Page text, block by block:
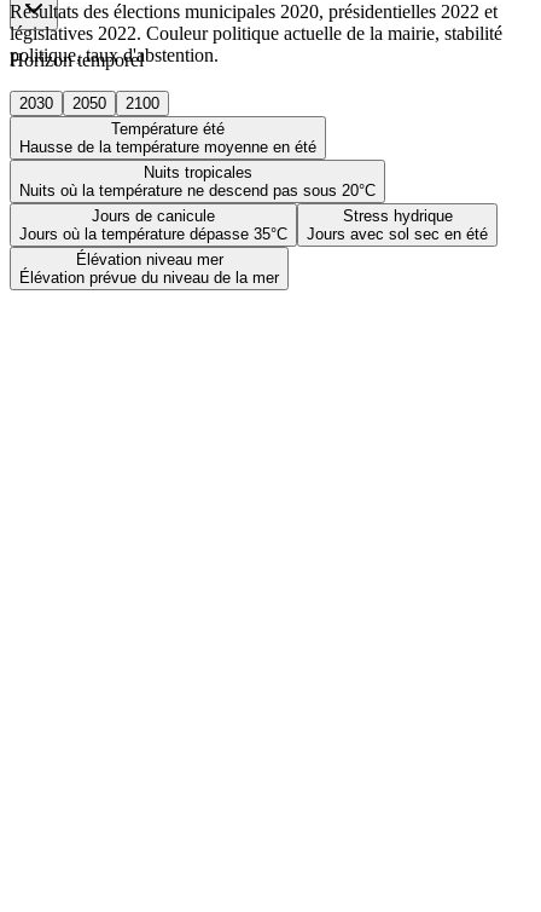
Horizon temporel
2030 2050
2100
Température été
Hausse de la température moyenne en été
Nuits tropicales
Nuits où la température ne descend pas sous 20°C
Jours de canicule
Jours où la température dépasse 35°C
Stress hydrique
Jours avec sol sec en été
Élévation niveau mer
Élévation prévue du niveau de la mer
Résultats des élections municipales 2020, présidentielles 2022 et
législatives 2022. Couleur politique actuelle de la mairie, stabilité
politique, taux d'abstention.